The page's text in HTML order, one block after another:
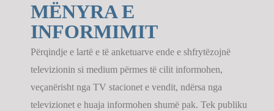
MËNYRA E
INFORMIMIT
Përqindje e lartë e të anketuarve ende e shfrytëzojnë
televizionin si medium përmes të cilit informohen,
veçanërisht nga TV stacionet e vendit, ndërsa nga
televizionet e huaja informohen shumë pak. Tek publiku